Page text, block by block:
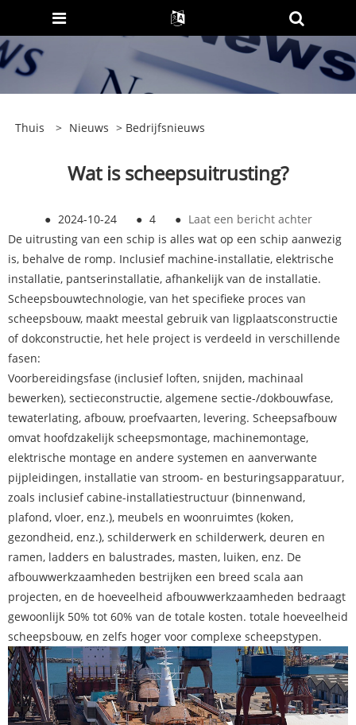
Thuis > Nieuws > Bedrijfsnieuws
Wat is scheepsuitrusting?
● 2024-10-24 ● 4 ● Laat een bericht achter
De uitrusting van een schip is alles wat op een schip aanwezig
is, behalve de romp. Inclusief machine-installatie, elektrische
installatie, pantserinstallatie, afhankelijk van de installatie.
Scheepsbouwtechnologie, van het specifieke proces van
scheepsbouw, maakt meestal gebruik van ligplaatsconstructie
of dokconstructie, het hele project is verdeeld in verschillende
fasen:
Voorbereidingsfase (inclusief loften, snijden, machinaal
bewerken), sectieconstructie, algemene sectie-/dokbouwfase,
tewaterlating, afbouw, proefvaarten, levering. Scheepsafbouw
omvat hoofdzakelijk scheepsmontage, machinemontage,
elektrische montage en andere systemen en aanverwante
pijpleidingen, installatie van stroom- en besturingsapparatuur,
zoals inclusief cabine-installatiestructuur (binnenwand,
plafond, vloer, enz.), meubels en woonruimtes (koken,
gezondheid, enz.), schilderwerk en schilderwerk, deuren en
ramen, ladders en balustrades, masten, luiken, enz. De
afbouwwerkzaamheden bestrijken een breed scala aan
projecten, en de hoeveelheid afbouwwerkzaamheden bedraagt
​​gewoonlijk 50% tot 60% van de totale kosten. totale hoeveelheid
scheepsbouw, en zelfs hoger voor complexe scheepstypen.